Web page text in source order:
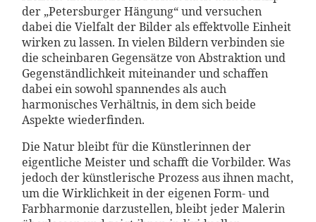
der „Petersburger Hängung“ und versuchen
dabei die Vielfalt der Bilder als effektvolle Einheit
wirken zu lassen. In vielen Bildern verbinden sie
die scheinbaren Gegensätze von Abstraktion und
Gegenständlichkeit miteinander und schaffen
dabei ein sowohl spannendes als auch
harmonisches Verhältnis, in dem sich beide
Aspekte wiederfinden.
Die Natur bleibt für die Künstlerinnen der
eigentliche Meister und schafft die Vorbilder. Was
jedoch der künstlerische Prozess aus ihnen macht,
um die Wirklichkeit in der eigenen Form- und
Farbharmonie darzustellen, bleibt jeder Malerin